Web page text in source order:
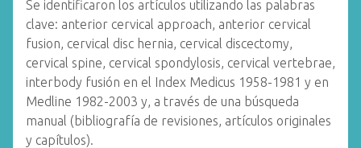
Se identificaron los artículos utilizando las palabras
clave: anterior cervical approach, anterior cervical
fusion, cervical disc hernia, cervical discectomy,
cervical spine, cervical spondylosis, cervical vertebrae,
interbody fusión en el Index Medicus 1958-1981 y en
Medline 1982-2003 y, a través de una búsqueda
manual (bibliografía de revisiones, artículos originales
y capítulos).